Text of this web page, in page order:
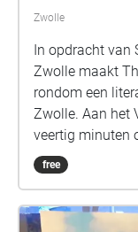
Zwolle
In opdracht van
Zwolle maakt
rondom een
Zwolle. Aan het Volk is een theatrale audioroute van
veertig minuten
niet iedereen de
thriller beleef je
begraafplaats
free